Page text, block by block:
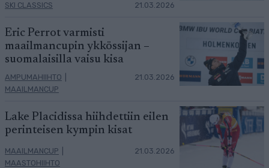
SKI CLASSICS 21.03.2026
Eric Perrot varmisti
maailmancupin ykkössijan –
suomalaisilla vaisu kisa
AMPUMAHIIHTO
MAAILMANCUP
21.03.2026
Lake Placidissa hiihdettiin eilen
perinteisen kympin kisat
MAAILMANCUP
MAASTOHIIHTO
21.03.2026